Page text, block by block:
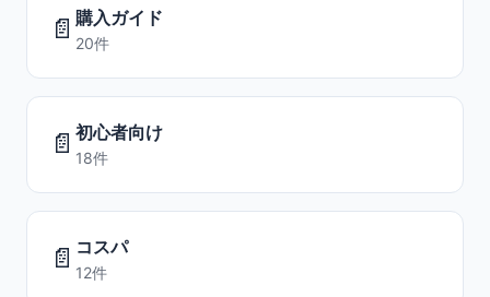
📄 購入ガイド
20件
📄 初心者向け
18件
📄 コスパ
12件